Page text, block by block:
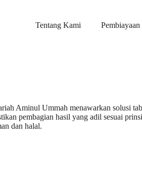
Tentang Kami Pembiayaan
Aminul Ummah menawarkan solusi
pembagian hasil yang adil sesuai
dan halal.